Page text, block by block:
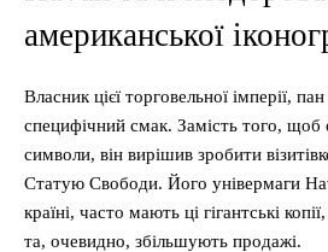
американської
Власник цієї торговельної імперії,
специфічний смак. Замість того, щоб
символи, він вирішив зробити
Статую Свободи. Його універмаги
країні, часто мають ці гігантські
та, очевидно, збільшують продажі.